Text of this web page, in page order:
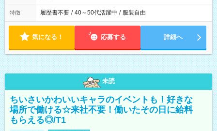
特徴 履歴書不要 / 40～50代活躍中 / 服装自由
気になる！ 応募する 詳細へ
未読
ちいさいかわいいキャラのイベントも！好きな
場所で働ける☆来社不要！働いたその日に給料
もらえる◎/T1